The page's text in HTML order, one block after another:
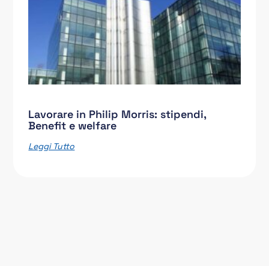
Lavorare in Philip Morris: stipendi,
Benefit e welfare
Leggi Tutto